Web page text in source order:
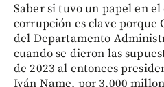
Saber si tuvo un papel en
corrupción es clave porque
del Departamento
cuando se dieron las
de 2023 al entonces
Iván Name, por 3.000